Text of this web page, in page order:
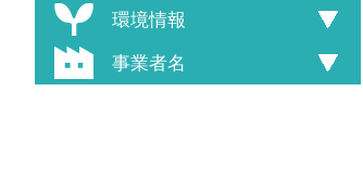
環境情報
事業者名